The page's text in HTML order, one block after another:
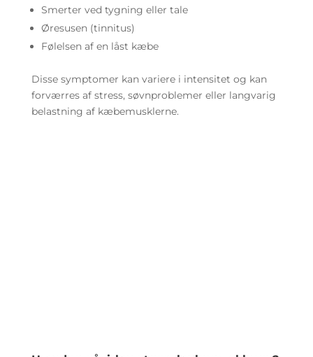
Smerter ved tygning eller tale
Øresusen (tinnitus)
Følelsen af en låst kæbe
Disse symptomer kan variere i intensitet og kan
forværres af stress, søvnproblemer eller langvarig
belastning af kæbemusklerne.